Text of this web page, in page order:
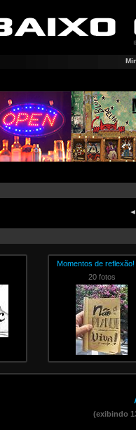
Momentos de reflexão!
20 fotos
(exibindo